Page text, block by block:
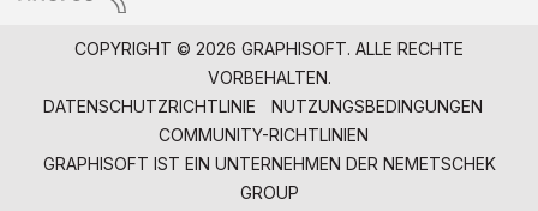
COPYRIGHT © 2026 GRAPHISOFT. ALLE RECHTE
VORBEHALTEN.
DATENSCHUTZRICHTLINIE
NUTZUNGSBEDINGUNGEN
COMMUNITY-RICHTLINIEN
GRAPHISOFT IST EIN UNTERNEHMEN DER NEMETSCHEK
GROUP